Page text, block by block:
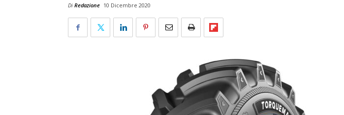
Di Redazione 10 Dicembre 2020